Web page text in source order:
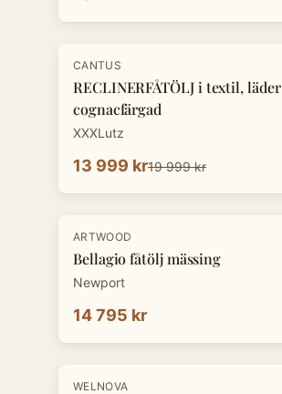
-30%
CANTUS
RECLINERFÅTÖLJ i textil, läder
cognacfärgad
XXXLutz
13 999 kr19 999 kr
ARTWOOD
Bellagio fåtölj mässing
Newport
14 795 kr
-30 %
WELNOVA